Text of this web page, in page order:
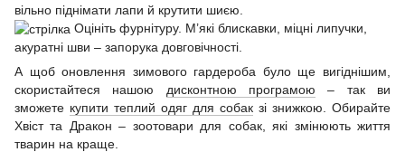
вільно піднімати лапи й крутити шиєю.
Оцініть фурнітуру. М’які блискавки, міцні липучки,
акуратні шви – запорука довговічності.
А щоб оновлення зимового гардероба було ще вигіднішим,
скористайтеся нашою дисконтною програмою – так ви
зможете купити теплий одяг для собак зі знижкою. Обирайте
Хвіст та Дракон – зоотовари для собак, які змінюють життя
тварин на краще.